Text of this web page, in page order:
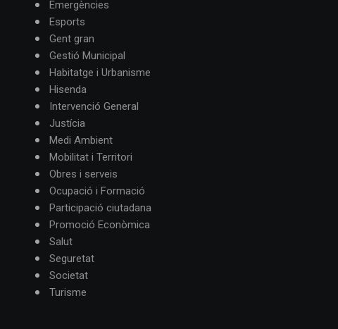
Emergències
Esports
Gent gran
Gestió Municipal
Habitatge i Urbanisme
Hisenda
Intervenció General
Justícia
Medi Ambient
Mobilitat i Territori
Obres i serveis
Ocupació i Formació
Participació ciutadana
Promoció Econòmica
Salut
Seguretat
Societat
Turisme